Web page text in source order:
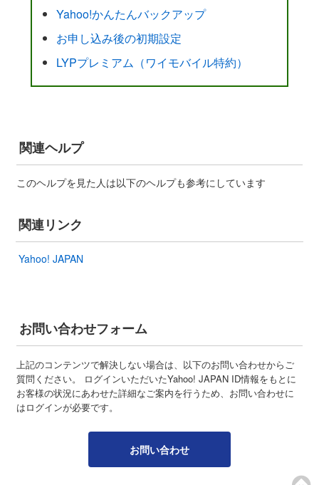
Yahoo!かんたんバックアップ
お申し込み後の初期設定
LYPプレミアム（ワイモバイル特約）
関連ヘルプ
このヘルプを見た人は以下のヘルプも参考にしています
関連リンク
Yahoo! JAPAN
お問い合わせフォーム
上記のコンテンツで解決しない場合は、以下のお問い合わせからご
質問ください。 ログインいただいたYahoo! JAPAN ID情報をもとに
お客様の状況にあわせた詳細なご案内を行うため、お問い合わせに
はログインが必要です。
お問い合わせ